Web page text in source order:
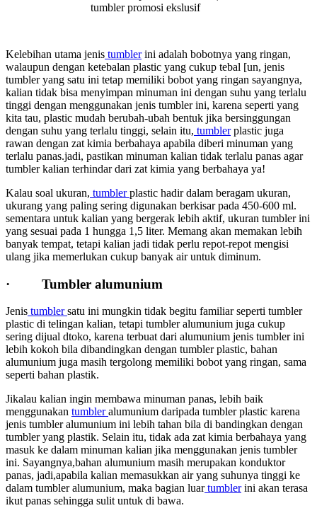
tumbler promosi ekslusif
Kelebihan utama jenis tumblerini adalah bobotnya yang ringan,
walaupun dengan ketebalan plastic yang cukup tebal [un, jenis
tumbler yang satu ini tetap memiliki bobot yang ringan sayangnya,
kalian tidak bisa menyimpan minuman ini dengan suhu yang terlalu
tinggi dengan menggunakan jenis tumbler ini, karena seperti yang
kita tau, plastic mudah berubah-ubah bentuk jika bersinggungan
dengan suhu yang terlalu tinggi, selain itu, tumblerplastic juga
rawan dengan zat kimia berbahaya apabila diberi minuman yang
terlalu panas.jadi, pastikan minuman kalian tidak terlalu panas agar
tumbler kalian terhindar dari zat kimia yang berbahaya ya!
Kalau soal ukuran, tumblerplastic hadir dalam beragam ukuran,
ukurang yang paling sering digunakan berkisar pada 450-600 ml.
sementara untuk kalian yang bergerak lebih aktif, ukuran tumbler ini
yang sesuai pada 1 hungga 1,5 liter. Memang akan memakan lebih
banyak tempat, tetapi kalian jadi tidak perlu repot-repot mengisi
ulang jika memerlukan cukup banyak air untuk diminum.
· Tumbler alumunium
Jenis tumblersatu ini mungkin tidak begitu familiar seperti tumbler
plastic di telingan kalian, tetapi tumbler alumunium juga cukup
sering dijual dtoko, karena terbuat dari alumunium jenis tumbler ini
lebih kokoh bila dibandingkan dengan tumbler plastic, bahan
alumunium juga masih tergolong memiliki bobot yang ringan, sama
seperti bahan plastik.
Jikalau kalian ingin membawa minuman panas, lebih baik
menggunakan tumbleralumunium daripada tumbler plastic karena
jenis tumbler alumunium ini lebih tahan bila di bandingkan dengan
tumbler yang plastik. Selain itu, tidak ada zat kimia berbahaya yang
masuk ke dalam minuman kalian jika menggunakan jenis tumbler
ini. Sayangnya,bahan alumunium masih merupakan konduktor
panas, jadi,apabila kalian memasukkan air yang suhunya tinggi ke
dalam tumbler alumunium, maka bagian luartumblerini akan terasa
ikut panas sehingga sulit untuk di bawa.